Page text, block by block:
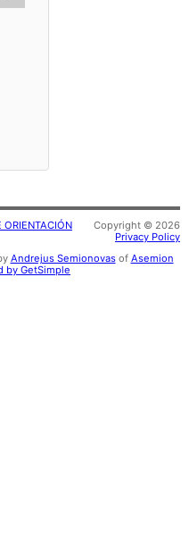
ORIENTACIÓN
Copyright © 2026
Privacy Policy
Andrejus Semionovasof Asemion
by GetSimple